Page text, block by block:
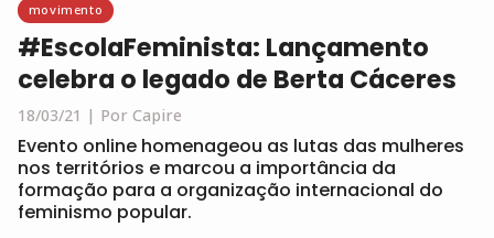
movimento
#EscolaFeminista: Lançamento
celebra o legado de Berta Cáceres
18/03/21 Por Capire
Evento online homenageou as lutas das mulheres
nos territórios e marcou a importância da
formação para a organização internacional do
feminismo popular.